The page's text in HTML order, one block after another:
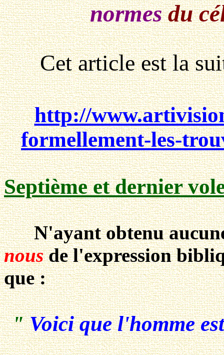
normes du
Cet article est la
http://
formellement-les-
Septième et dernier
N'ayant obtenu aucune
nousde l'expression
que :
"Voici que l'homme